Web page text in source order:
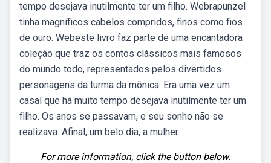
tempo desejava inutilmente ter um filho. Webrapunzel
tinha magníficos cabelos compridos, finos como fios
de ouro. Webeste livro faz parte de uma encantadora
coleção que traz os contos clássicos mais famosos
do mundo todo, representados pelos divertidos
personagens da turma da mônica. Era uma vez um
casal que há muito tempo desejava inutilmente ter um
filho. Os anos se passavam, e seu sonho não se
realizava. Afinal, um belo dia, a mulher.
For more information, click the button below.